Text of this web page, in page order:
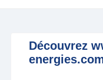
Découvrez